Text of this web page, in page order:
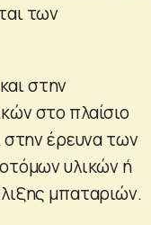
των
στην
στο πλαίσιο
στην έρευνα των
υλικών ή
μπαταριών.